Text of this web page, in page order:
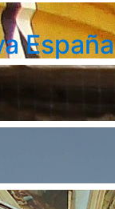
España